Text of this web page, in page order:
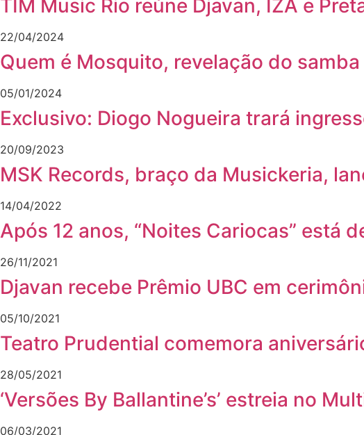
TIM Music Rio reúne Djavan, IZA e
22/04/2024
Quem é Mosquito, revelação do
05/01/2024
Exclusivo: Diogo Nogueira trará
20/09/2023
MSK Records, braço da Musickeria,
14/04/2022
Após 12 anos, “Noites Cariocas” está
26/11/2021
Djavan recebe Prêmio UBC em
05/10/2021
Teatro Prudential comemora
28/05/2021
‘Versões By Ballantine’s’ estreia no
06/03/2021